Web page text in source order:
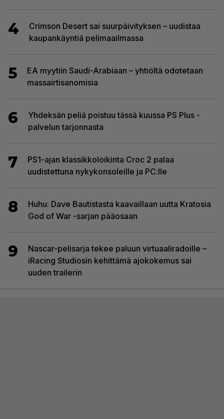
4
Crimson Desert sai suurpäivityksen – uudistaa
kaupankäyntiä pelimaailmassa
5
EA myytiin Saudi-Arabiaan – yhtiöltä odotetaan
massairtisanomisia
6
Yhdeksän peliä poistuu tässä kuussa PS Plus -
palvelun tarjonnasta
7
PS1-ajan klassikkoloikinta Croc 2 palaa
uudistettuna nykykonsoleille ja PC:lle
8
Huhu: Dave Bautistasta kaavaillaan uutta Kratosia
God of War -sarjan pääosaan
9
Nascar-pelisarja tekee paluun virtuaaliradoille –
iRacing Studiosin kehittämä ajokokemus sai
uuden trailerin